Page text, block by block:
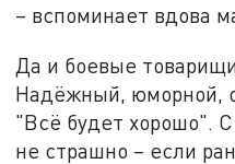
– вспоминает вдова
Да и боевые
Надёжный, юморной,
"Всё будет хорошо".
не страшно – если